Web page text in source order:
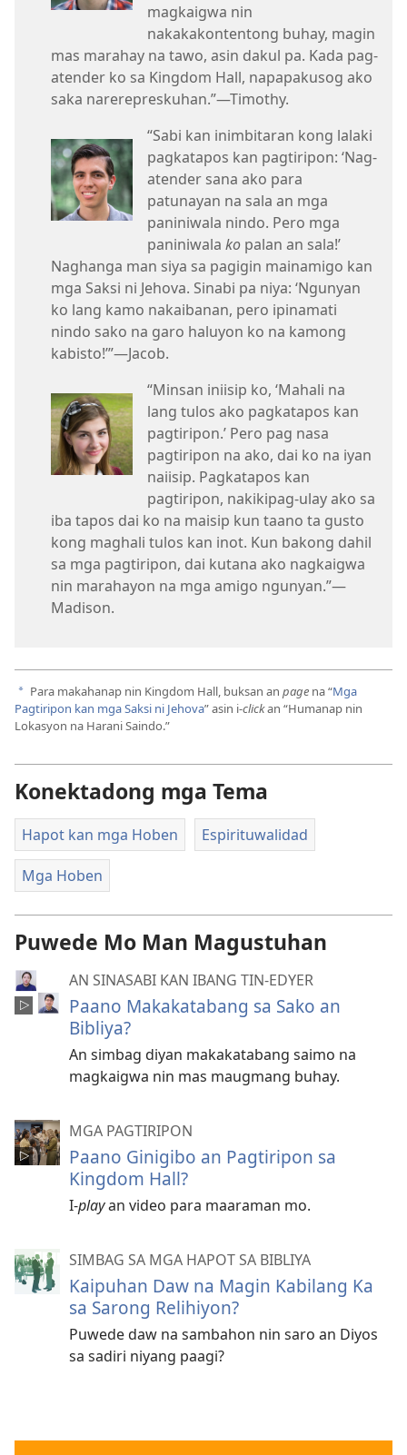
magkaigwa nin
nakakakontentong buhay, magin
mas marahay na tawo, asin dakul pa. Kada pag-
atender ko sa Kingdom Hall, napapakusog ako
saka narerepreskuhan.”—Timothy.
“Sabi kan inimbitaran kong lalaki
pagkatapos kan pagtiripon: ‘Nag-
atender sana ako para
patunayan na sala an mga
paniniwala nindo. Pero mga
paniniwala ko palan an sala!’
Naghanga man siya sa pagigin mainamigo kan
mga Saksi ni Jehova. Sinabi pa niya: ‘Ngunyan
ko lang kamo nakaibanan, pero ipinamati
nindo sako na garo haluyon ko na kamong
kabisto!’”—Jacob.
“Minsan iniisip ko, ‘Mahali na
lang tulos ako pagkatapos kan
pagtiripon.’ Pero pag nasa
pagtiripon na ako, dai ko na iyan
naiisip. Pagkatapos kan
pagtiripon, nakikipag-ulay ako sa
iba tapos dai ko na maisip kun taano ta gusto
kong maghali tulos kan inot. Kun bakong dahil
sa mga pagtiripon, dai kutana ako nagkaigwa
nin marahayon na mga amigo ngunyan.”—
Madison.
a Para makahanap nin Kingdom Hall, buksan an page na “Mga
Pagtiripon kan mga Saksi ni Jehova” asin i-clickan “Humanap nin
Lokasyon na Harani Saindo.”
Konektadong mga Tema
Hapot kan mga Hoben Espirituwalidad
Mga Hoben
Puwede Mo Man Magustuhan
AN SINASABI KAN IBANG TIN-EDYER
Paano Makakatabang sa Sako an
Bibliya?
An simbag diyan makakatabang saimo na
magkaigwa nin mas maugmang buhay.
MGA PAGTIRIPON
Paano Ginigibo an Pagtiripon sa
Kingdom Hall?
I-playan video para maaraman mo.
SIMBAG SA MGA HAPOT SA BIBLIYA
Kaipuhan Daw na Magin Kabilang Ka
sa Sarong Relihiyon?
Puwede daw na sambahon nin saro an Diyos
sa sadiri niyang paagi?